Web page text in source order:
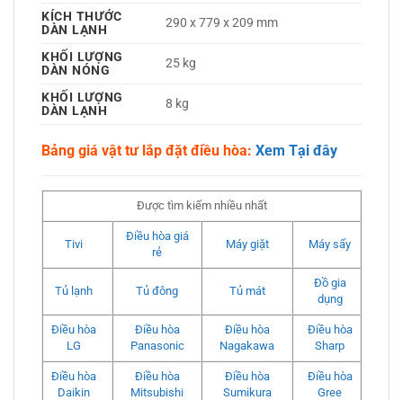
KÍCH THƯỚC
DÀN LẠNH
290 x 779 x 209 mm
KHỐI LƯỢNG
DÀN NÓNG
25 kg
KHỐI LƯỢNG
DÀN LẠNH
8 kg
Bảng giá vật tư lắp đặt điều hòa: Xem Tại đây
Được tìm kiếm nhiều nhất
Tivi
Điều hòa giá
rẻ
Máy giặt Máy sấy
Tủ lạnh Tủ đông Tủ mát
Đồ gia
dụng
Điều hòa
LG
Điều hòa
Panasonic
Điều hòa
Nagakawa
Điều hòa
Sharp
Điều hòa
Daikin
Điều hòa
Mitsubishi
Điều hòa
Sumikura
Điều hòa
Gree